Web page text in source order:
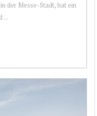
der Messe-Stadt, hat ein
...